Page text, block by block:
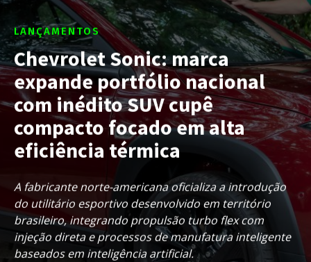
LANÇAMENTOS
Chevrolet Sonic: marca
expande portfólio nacional
com inédito SUV cupê
compacto focado em alta
eficiência térmica
A fabricante norte-americana oficializa a introdução
do utilitário esportivo desenvolvido em território
brasileiro, integrando propulsão turbo flex com
injeção direta e processos de manufatura inteligente
baseados em inteligência artificial.